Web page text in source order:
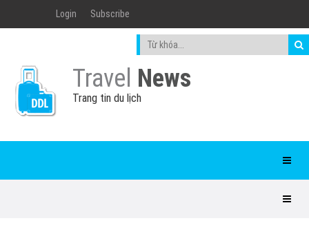
Login Subscribe
Travel News
Trang tin du lịch